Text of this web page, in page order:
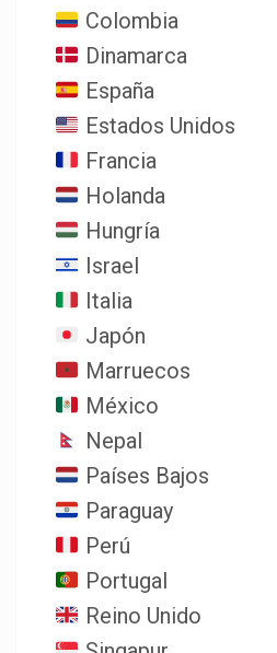
Colombia
Dinamarca
España
Estados Unidos
Francia
Holanda
Hungría
Israel
Italia
Japón
Marruecos
México
Nepal
Países Bajos
Paraguay
Perú
Portugal
Reino Unido